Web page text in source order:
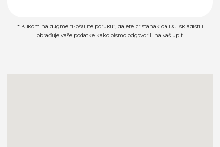
* Klikom na dugme “Pošaljite poruku”, dajete pristanak da DCI skladišti i
obrađuje vaše podatke kako bismo odgovorili na vaš upit.